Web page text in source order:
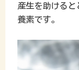
産生を助ける
養素です。